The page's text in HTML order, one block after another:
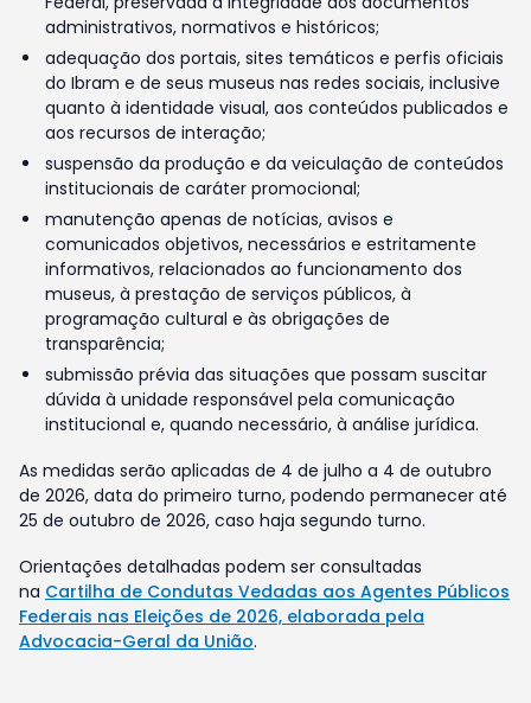
administrativos, normativos e históricos;
adequação dos portais, sites temáticos e perfis oficiais
do Ibram e de seus museus nas redes sociais, inclusive
quanto à identidade visual, aos conteúdos publicados e
aos recursos de interação;
suspensão da produção e da veiculação de conteúdos
institucionais de caráter promocional;
manutenção apenas de notícias, avisos e
comunicados objetivos, necessários e estritamente
informativos, relacionados ao funcionamento dos
museus, à prestação de serviços públicos, à
programação cultural e às obrigações de
transparência;
submissão prévia das situações que possam suscitar
dúvida à unidade responsável pela comunicação
institucional e, quando necessário, à análise jurídica.
As medidas serão aplicadas de 4 de julho a 4 de outubro
de 2026, data do primeiro turno, podendo permanecer até
25 de outubro de 2026, caso haja segundo turno.
Orientações detalhadas podem ser consultadas
na Cartilha de Condutas Vedadas aos Agentes Públicos
Federais nas Eleições de 2026, elaborada pela
Advocacia-Geral da União.